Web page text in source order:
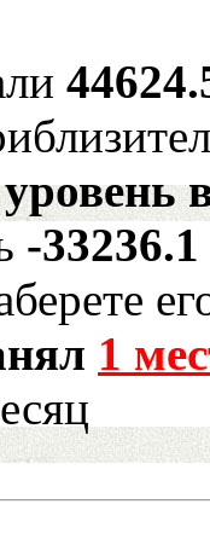
-33236.1
1